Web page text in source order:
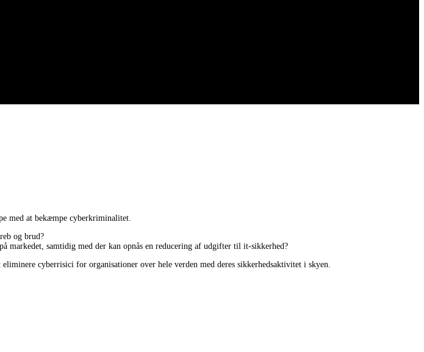
med at bekæmpe cyberkriminalitet.
og brud?
markedet, samtidig med der kan opnås en reducering af udgifter til it-sikkerhed?
cyberrisici for organisationer over hele verden med deres sikkerhedsaktivitet i skyen.